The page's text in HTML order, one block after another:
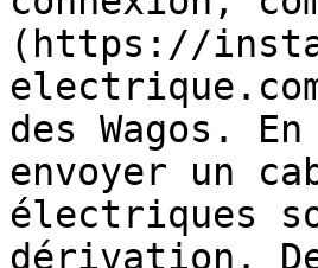
(https://
des Wagos.
envoyer un
électriques
dérivation.